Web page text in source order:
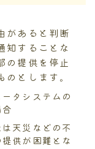
があると判断
知することな
の提供を停止
とします。
タシステムの
天災などの不
供が困難とな